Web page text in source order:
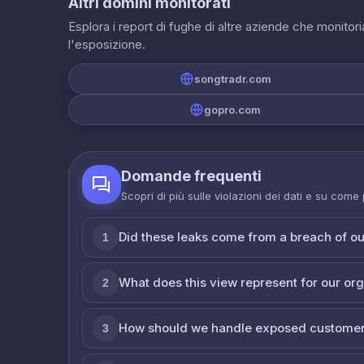
Esplora i report di fughe di altre aziende che
l'esposizione.
songtradr.com
gopro.com
Domande frequenti
Scopri di più sulle violazioni dei dati e su come
1 Did these leaks come from a breach of
2 What does this view represent for our
3 How should we handle exposed